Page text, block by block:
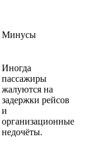
Минусы
Иногда
пассажиры
жалуются на
задержки рейсов
и
организационные
недочёты.